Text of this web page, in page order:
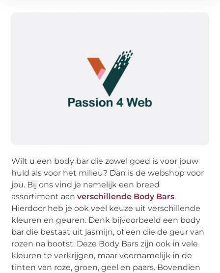
Wilt u een body bar die zowel goed is voor jouw
huid als voor het milieu? Dan is de webshop voor
jou. Bij ons vind je namelijk een breed
assortiment aanverschillende Body Bars.
Hierdoor heb je ook veel keuze uit verschillende
kleuren en geuren. Denk bijvoorbeeld een body
bar die bestaat uit jasmijn, of een die de geur van
rozen na bootst. Deze Body Bars zijn ook in vele
kleuren te verkrijgen, maar voornamelijk in de
tinten van roze, groen, geel en paars. Bovendien